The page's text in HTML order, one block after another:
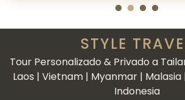
STYLE
Tour Personalizado & Privado a
Laos | Vietnam | Myanmar | Malasia
Indonesia